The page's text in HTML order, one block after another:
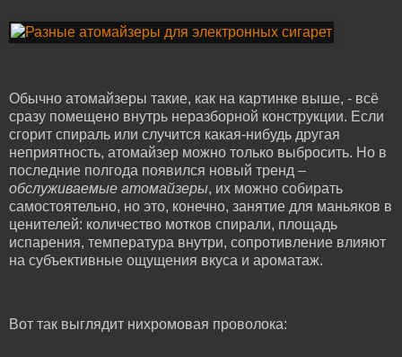
Обычно атомайзеры такие, как на картинке выше, - всё
сразу помещено внутрь неразборной конструкции. Если
сгорит спираль или случится какая-нибудь другая
неприятность, атомайзер можно только выбросить. Но в
последние полгода появился новый тренд –
обслуживаемые атомайзеры, их можно собирать
самостоятельно, но это, конечно, занятие для маньяков в
ценителей: количество мотков спирали, площадь
испарения, температура внутри, сопротивление влияют
на субъективные ощущения вкуса и ароматаж.
Вот так выглядит нихромовая проволока: